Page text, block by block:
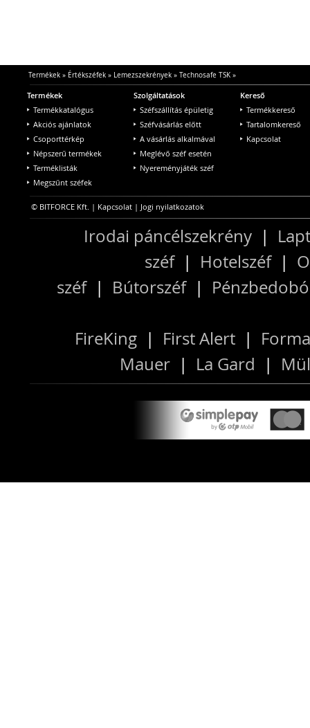
Termékek» Értékszéfek» Lemezszekrények» Technosafe TSK»
Termékek
Termékkatalógus
Akciós ajánlatok
Csoporttérkép
Népszerű termékek
Terméklisták
Megszűnt széfek
Szolgáltatások
Széfszállítás épületig
Széfvásárlás előtt
A vásárlás alkalmával
Meglévő széf esetén
Nyereményjáték széf
Kereső
Termékkereső
Tartalomkereső
Kapcsolat
© BITFORCE Kft. | Kapcsolat | Jogi nyilatkozatok
Irodai páncélszekrény |
széf| Hotelszéf|
széf| Bútorszéf|
FireKing | First Alert |
Mauer | La Gard |